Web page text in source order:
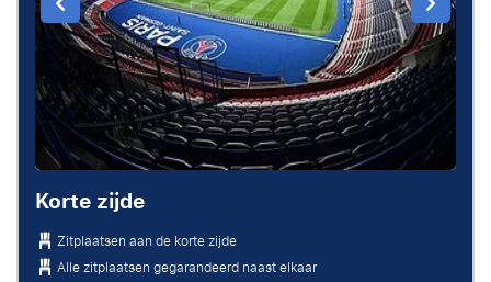
Korte zijde
Zitplaatsen aan de korte zijde
Alle zitplaatsen gegarandeerd naast elkaar